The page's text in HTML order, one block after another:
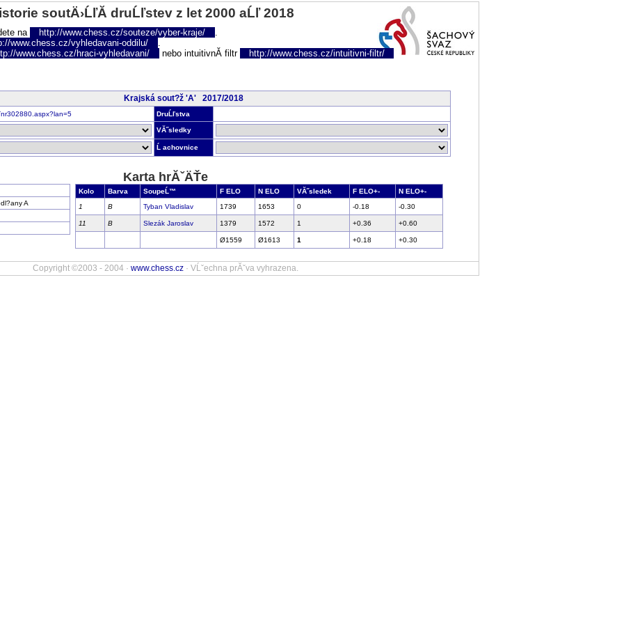
soutÄ›ĹľĂ­ druĹľstev z let 2000 aĹľ 2018
na http://www.chess.cz/souteze/vyber-kraje/
.
www.chess.cz/vyhledavani-oddilu/
.
www.chess.cz/hraci-vyhledavani/ nebo intuitivnĂ­ filtr http://www.chess.cz/intuitivni-filtr/
Krajská sout?ž 'A' 2017/2018
DruĹľstva
VĂ˝sledky
Ĺ achovnice
Karta hrĂˇÄŤe
A
Kolo Barva SoupeĹ™ F ELO N ELO VĂ˝sledek F ELO+-
N ELO+-
1
B Tyban Vladislav 1739 1653 0 -0.18 -0.30
11 B Slezák Jaroslav 1379 1572 1 +0.36 +0.60
Ø1559 Ø1613 1 +0.18 +0.30
Copyright ©2003 - 2004 · www.chess.cz · VĹˇechna prĂˇva vyhrazena.